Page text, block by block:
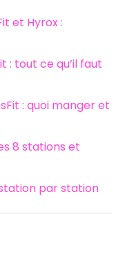
et Hyrox :
: tout ce qu’il faut
: quoi manger et
8 stations et
par station